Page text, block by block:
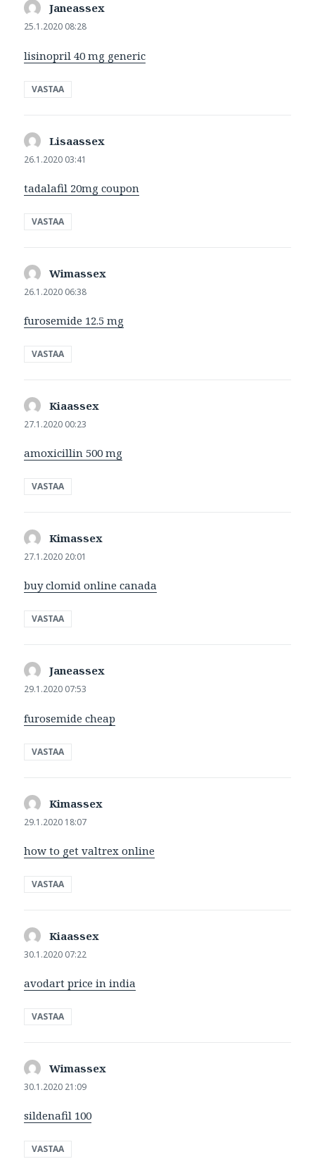
Janeassex
25.1.2020 08:28
lisinopril 40 mg generic
VASTAA
Lisaassex
26.1.2020 03:41
tadalafil 20mg coupon
VASTAA
Wimassex
26.1.2020 06:38
furosemide 12.5 mg
VASTAA
Kiaassex
27.1.2020 00:23
amoxicillin 500 mg
VASTAA
Kimassex
27.1.2020 20:01
buy clomid online canada
VASTAA
Janeassex
29.1.2020 07:53
furosemide cheap
VASTAA
Kimassex
29.1.2020 18:07
how to get valtrex online
VASTAA
Kiaassex
30.1.2020 07:22
avodart price in india
VASTAA
Wimassex
30.1.2020 21:09
sildenafil 100
VASTAA